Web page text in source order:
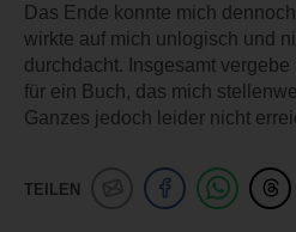
Das Ende konnte mich
wirkte auf mich unlogisch und
durchdacht. Insgesamt
für ein Buch, das mich
Ganzes jedoch leider nicht
TEILEN